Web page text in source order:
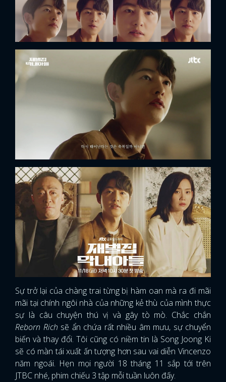
Sự trở lại của chàng trai từng bị hàm oan mà ra đi mãi
mãi tại chính ngôi nhà của những kẻ thù của mình thực
sự là câu chuyện thú vị và gây tò mò. Chắc chắn
Reborn Rich sẽ ẩn chứa rất nhiều âm mưu, sự chuyển
biến và thay đổi. Tôi cũng có niềm tin là Song Joong Ki
sẽ có màn tái xuất ấn tượng hơn sau vai diễn Vincenzo
năm ngoái. Hẹn mọi người 18 tháng 11 sắp tới trên
JTBC nhé, phim chiếu 3 tập mỗi tuần luôn đấy.